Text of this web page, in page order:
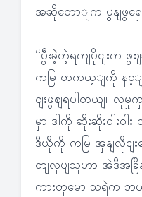
အဆိုတောျက ပွနျဖွရှေင
“ပွီးခဲ့တဲ့ရကျပိုငျးက
ကမြ တကယ့ျကို နင့ျ
ငျးဖွဈရပါတယျ။ လူမှု
မှာ ဒါကို ဆိုးဆိုးဝါးဝါ
ဒီယိုကို ကမြ အှနျလိုငျး
တျလုပျသူဟာ အဲဒီအခြိ
ကားတှမှော သရဲက